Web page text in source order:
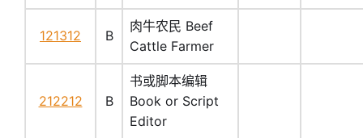
121312 B
肉牛农民 Beef
Cattle Farmer
212212 B
书或脚本编辑
Book or Script
Editor